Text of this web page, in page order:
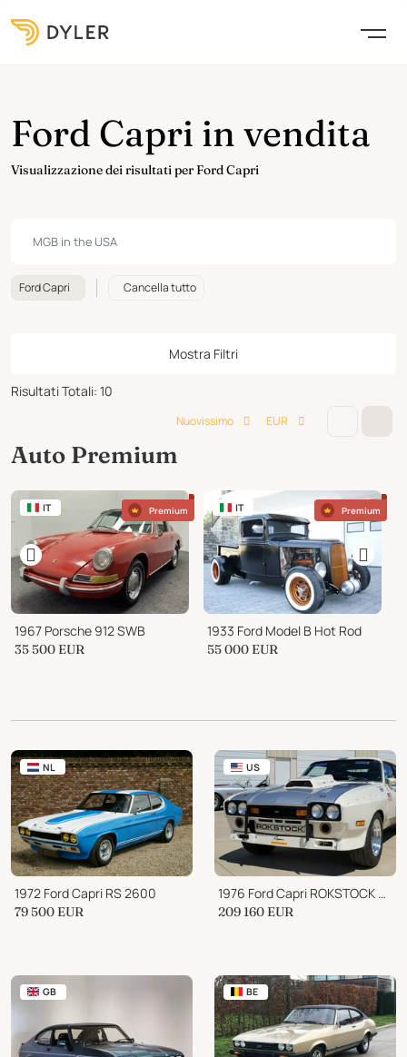
Ford Capri in vendita
Visualizzazione dei risultati per Ford Capri
Ford Capri Cancella tutto
Mostra Filtri
Risultati Totali: 10
Nuovissimo EUR
Auto Premium
IT Premium
1967 Porsche 912 SWB
35 500 EUR
IT Premium
1933 Ford Model B Hot Rod
55 000 EUR
NL
1972 Ford Capri RS 2600
79 500 EUR
US
1976 Ford Capri ROKSTOCK RSR GT
209 160 EUR
GB BE